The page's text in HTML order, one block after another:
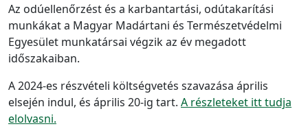
Az odúellenőrzést és a karbantartási, odútakarítási
munkákat a Magyar Madártani és Természetvédelmi
Egyesület munkatársai végzik az év megadott
időszakaiban.
A 2024-es részvételi költségvetés szavazása április
elsején indul, és április 20-ig tart. A részleteket itt tudja
elolvasni.